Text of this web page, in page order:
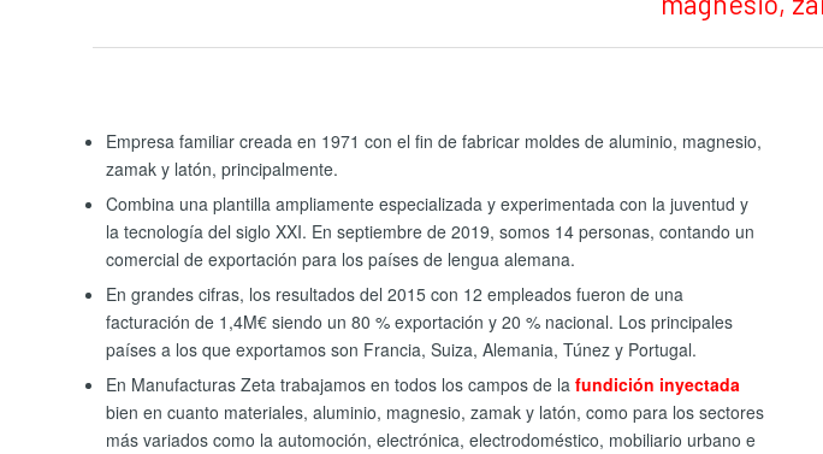
Empresa familiar creada en 1971 con el fin de fabricar moldes de aluminio, magnesio,
zamak y latón, principalmente.
Combina una plantilla ampliamente especializada y experimentada con la juventud y
la tecnología del siglo XXI. En septiembre de 2019, somos 14 personas, contando un
comercial de exportación para los países de lengua alemana.
En grandes cifras, los resultados del 2015 con 12 empleados fueron de una
facturación de 1,4M€ siendo un 80 % exportación y 20 % nacional. Los principales
países a los que exportamos son Francia, Suiza, Alemania, Túnez y Portugal.
En Manufacturas Zeta trabajamos en todos los campos de la fundición inyectada
bien en cuanto materiales, aluminio, magnesio, zamak y latón, como para los sectores
más variados como la automoción, electrónica, electrodoméstico, mobiliario urbano e